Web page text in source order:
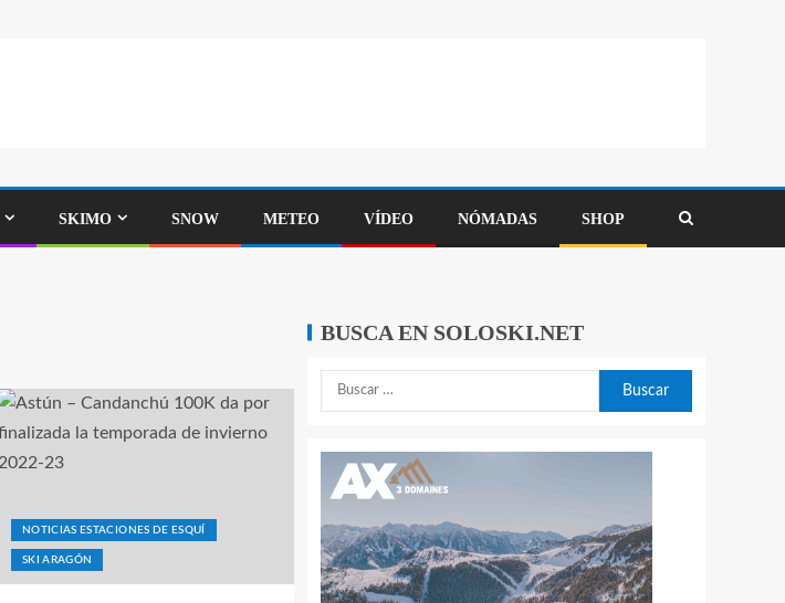
SKIMO SNOW METEO VÍDEO NÓMADAS SHOP
NOTICIAS ESTACIONES DE ESQUÍ
SKI ARAGÓN
BUSCA EN SOLOSKI.NET